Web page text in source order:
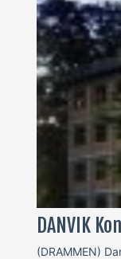
DANVIK
(DRAMMEN)